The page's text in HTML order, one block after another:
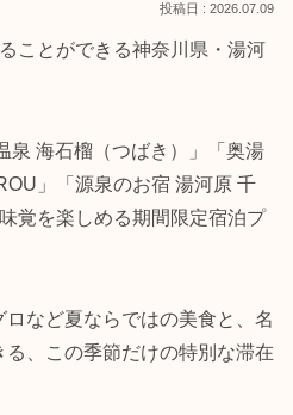
2026.07.09
ことができる神奈川県・湯河
泉 海石榴（つばき）」「奥湯
」「源泉のお宿 湯河原 千
覚を楽しめる期間限定宿泊プ
など夏ならではの美食と、名
、この季節だけの特別な滞在